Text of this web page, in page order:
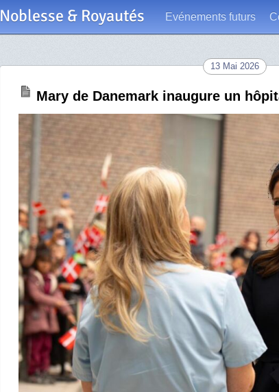
Noblesse & Royautés Evénements futurs
13 Mai 2026
Mary de Danemark inaugure un